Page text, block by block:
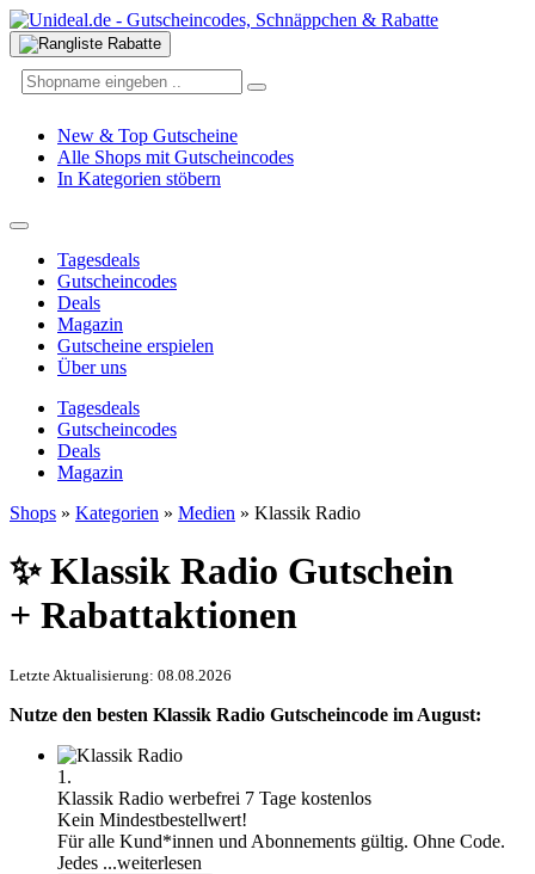
New & Top Gutscheine
Alle Shops mit Gutscheincodes
In Kategorien stöbern
Tagesdeals
Gutscheincodes
Deals
Magazin
Gutscheine erspielen
Über uns
Tagesdeals
Gutscheincodes
Deals
Magazin
Shops » Kategorien » Medien » Klassik Radio
✨ Klassik Radio Gutschein
+ Rabattaktionen
Letzte Aktualisierung: 08.08.2026
Nutze den besten Klassik Radio Gutscheincode im August:
1.
Klassik Radio werbefrei 7 Tage kostenlos
Kein Mindestbestellwert!
Für alle Kund*innen und Abonnements gültig. Ohne Code.
Jedes ...weiterlesen